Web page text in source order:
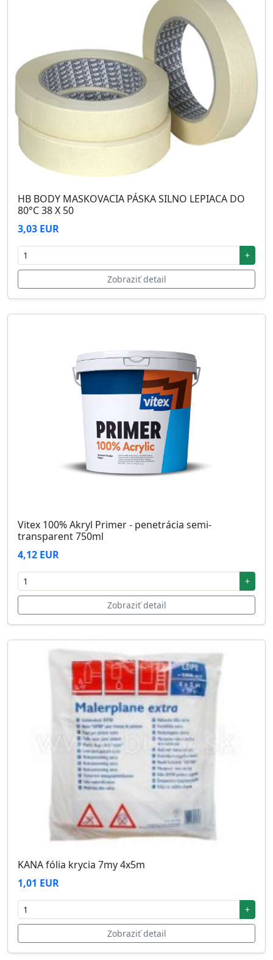
HB BODY MASKOVACIA PÁSKA SILNO LEPIACA DO
80°C 38 X 50
3,03 EUR
+
Zobraziť detail
Vitex 100% Akryl Primer - penetrácia semi-
transparent 750ml
4,12 EUR
+
Zobraziť detail
KANA fólia krycia 7my 4x5m
1,01 EUR
+
Zobraziť detail